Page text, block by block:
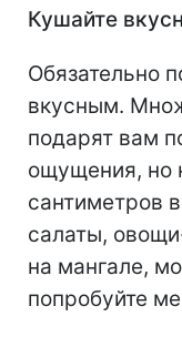
Кушайте
Обязательно
вкусным.
подарят вам
ощущения, но
сантиметров
салаты,
на мангале,
попробуйте